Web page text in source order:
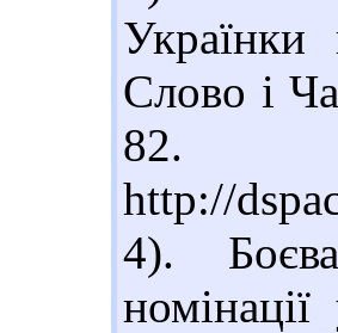
Слово і
http://
4).